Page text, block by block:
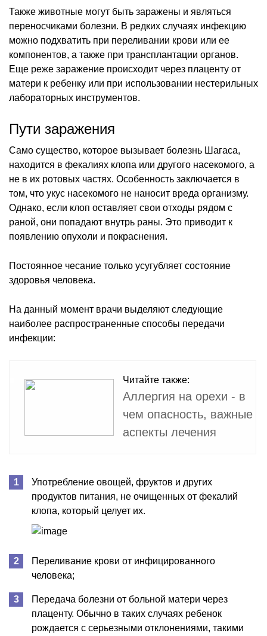
Также животные могут быть заражены и являться
переносчиками болезни. В редких случаях инфекцию
можно подхватить при переливании крови или ее
компонентов, а также при трансплантации органов.
Еще реже заражение происходит через плаценту от
матери к ребенку или при использовании нестерильных
лабораторных инструментов.
Пути заражения
Само существо, которое вызывает болезнь Шагаса,
находится в фекалиях клопа или другого насекомого, а
не в их ротовых частях. Особенность заключается в
том, что укус насекомого не наносит вреда организму.
Однако, если клоп оставляет свои отходы рядом с
раной, они попадают внутрь раны. Это приводит к
появлению опухоли и покраснения.
Постоянное чесание только усугубляет состояние
здоровья человека.
На данный момент врачи выделяют следующие
наиболее распространенные способы передачи
инфекции:
Читайте также:
Аллергия на орехи - в
чем опасность, важные
аспекты лечения
Употребление овощей, фруктов и других
продуктов питания, не очищенных от фекалий
клопа, который целует их.
Переливание крови от инфицированного
человека;
Передача болезни от больной матери через
плаценту. Обычно в таких случаях ребенок
рождается с серьезными отклонениями, такими